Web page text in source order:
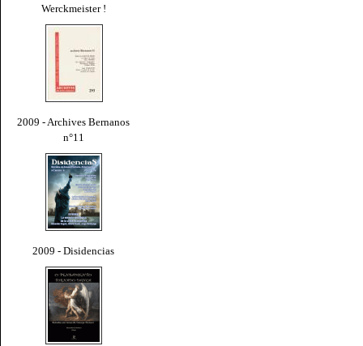
Werckmeister !
2009 - Archives Bernanos
n°11
2009 - Disidencias